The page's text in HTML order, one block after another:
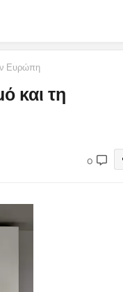
Ευρώπη
και τη
0